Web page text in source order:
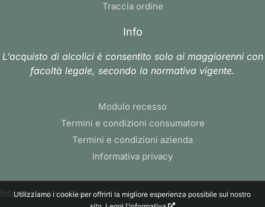
Traccia ordine
Info
L’acquisto di alcolici è consentito solo ai maggiorenni con
facoltà legale, secondo la normativa vigente.
Modulo recesso
Termini e condizioni consumatore
Termini e condizioni azienda
Informativa privacy
Informativa cookie
Utilizziamo i cookie per offrirti la migliore esperienza possibile sul nostro